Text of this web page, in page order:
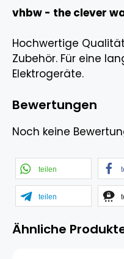
vhbw - the clever
Hochwertige
Zubehör. Für eine
Elektrogeräte.
Bewertungen
Noch keine
teilen
teilen
Ähnliche